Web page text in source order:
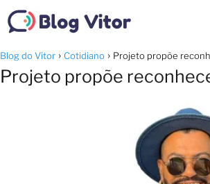
Blog do Vitor Cotidiano Projeto propõe
Projeto propõe